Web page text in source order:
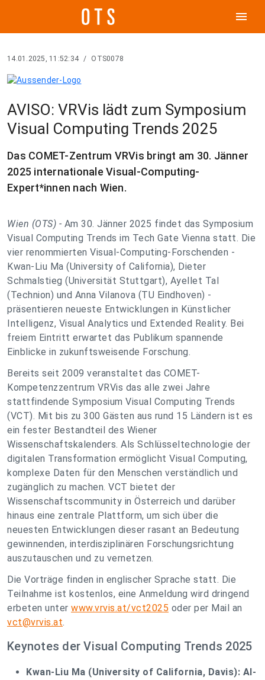
menu
14.01.2025, 11:52:34 / OTS0078
AVISO: VRVis lädt zum Symposium
Visual Computing Trends 2025
Das COMET-Zentrum VRVis bringt am 30. Jänner
2025 internationale Visual-Computing-
Expert*innen nach Wien.
Wien (OTS) - Am 30. Jänner 2025 findet das Symposium
Visual Computing Trends im Tech Gate Vienna statt. Die
vier renommierten Visual-Computing-Forschenden -
Kwan-Liu Ma (University of California), Dieter
Schmalstieg (Universität Stuttgart), Ayellet Tal
(Technion) und Anna Vilanova (TU Eindhoven) -
präsentieren neueste Entwicklungen in Künstlicher
Intelligenz, Visual Analytics und Extended Reality. Bei
freiem Eintritt erwartet das Publikum spannende
Einblicke in zukunftsweisende Forschung.
Bereits seit 2009 veranstaltet das COMET-
Kompetenzzentrum VRVis das alle zwei Jahre
stattfindende Symposium Visual Computing Trends
(VCT). Mit bis zu 300 Gästen aus rund 15 Ländern ist es
ein fester Bestandteil des Wiener
Wissenschaftskalenders. Als Schlüsseltechnologie der
digitalen Transformation ermöglicht Visual Computing,
komplexe Daten für den Menschen verständlich und
zugänglich zu machen. VCT bietet der
Wissenschaftscommunity in Österreich und darüber
hinaus eine zentrale Plattform, um sich über die
neuesten Entwicklungen dieser rasant an Bedeutung
gewinnenden, interdisziplinären Forschungsrichtung
auszutauschen und zu vernetzen.
Die Vorträge finden in englischer Sprache statt. Die
Teilnahme ist kostenlos, eine Anmeldung wird dringend
erbeten unter www.vrvis.at/vct2025 oder per Mail an
vct@vrvis.at.
Keynotes der Visual Computing Trends 2025
Kwan-Liu Ma (University of California, Davis): AI-